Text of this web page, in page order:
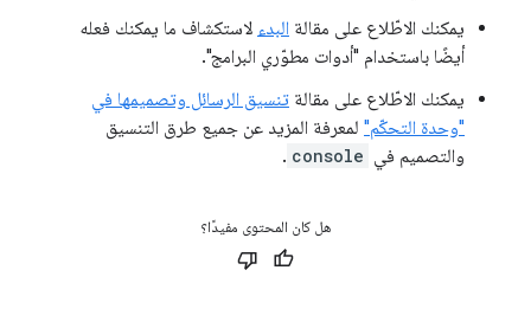
يمكنك الاطّلاع على مقالة البدء لاستكشاف ما يمكنك فعله
أيضًا باستخدام "أدوات مطوّري البرامج".
يمكنك الاطّلاع على مقالة تنسيق الرسائل وتصميمها في
"وحدة التحكّم" لمعرفة المزيد عن جميع طرق التنسيق
والتصميم في console
.
هل كان المحتوى مفيدًا؟